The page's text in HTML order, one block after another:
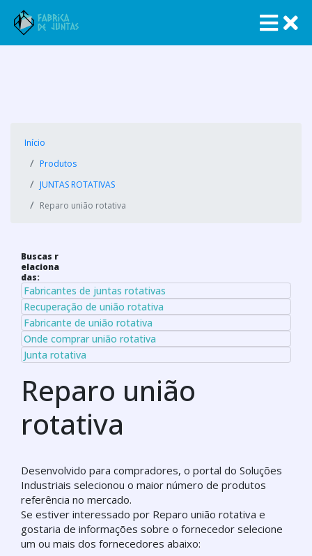
Início
Produtos
JUNTAS ROTATIVAS
Reparo união rotativa
Buscas r
elaciona
das:
Fabricantes de juntas rotativas
Recuperação de união rotativa
Fabricante de união rotativa
Onde comprar união rotativa
Junta rotativa
Reparo união
rotativa
Desenvolvido para compradores, o portal do Soluções
Industriais selecionou o maior número de produtos
referência no mercado.
Se estiver interessado por Reparo união rotativa e
gostaria de informações sobre o fornecedor selecione
um ou mais dos fornecedores abaixo: